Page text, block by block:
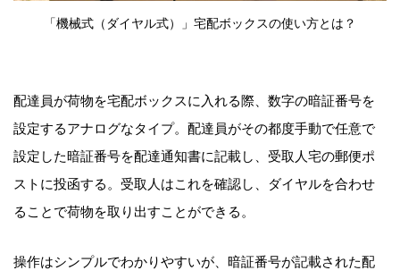
「機械式（ダイヤル式）」宅配ボックスの使い方とは？
配達員が荷物を宅配ボックスに入れる際、数字の暗証番号を
設定するアナログなタイプ。配達員がその都度手動で任意で
設定した暗証番号を配達通知書に記載し、受取人宅の郵便ポ
ストに投函する。受取人はこれを確認し、ダイヤルを合わせ
ることで荷物を取り出すことができる。
操作はシンプルでわかりやすいが、暗証番号が記載された配